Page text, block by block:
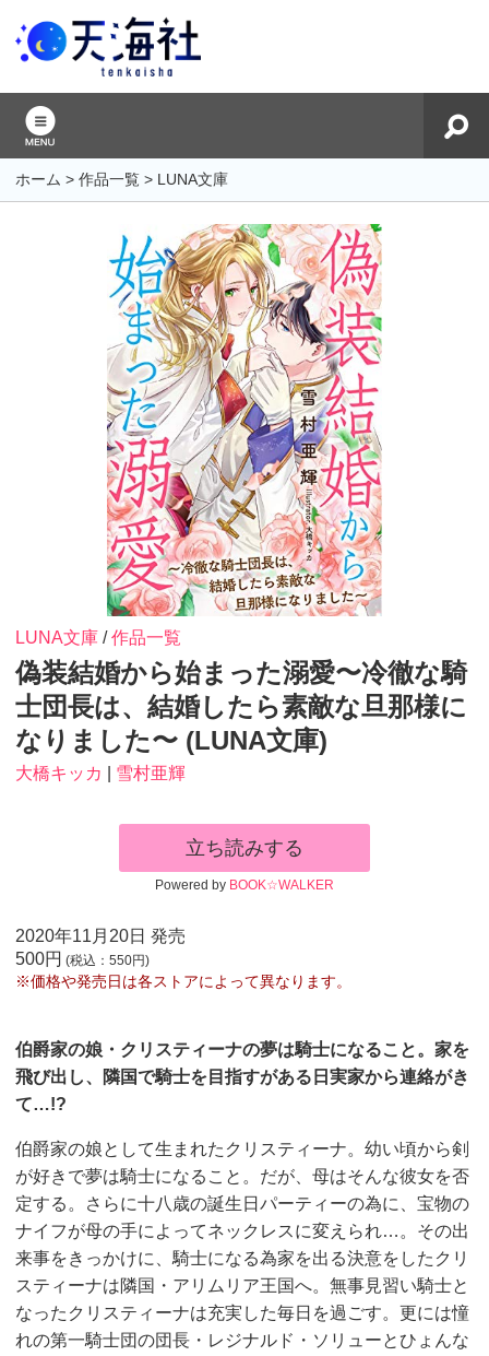
ホーム >作品一覧 > LUNA文庫
LUNA文庫 /作品一覧
偽装結婚から始まった溺愛〜冷徹な騎
士団長は、結婚したら素敵な旦那様に
なりました〜 (LUNA文庫)
大橋キッカ 雪村亜輝
立ち読みする
Powered by BOOK☆WALKER
2020年11月20日 発売
500円 (税込：550円)
※価格や発売日は各ストアによって異なります。
伯爵家の娘・クリスティーナの夢は騎士になること。家を
飛び出し、隣国で騎士を目指すがある日実家から連絡がき
て…!?
伯爵家の娘として生まれたクリスティーナ。幼い頃から剣
が好きで夢は騎士になること。だが、母はそんな彼女を否
定する。さらに十八歳の誕生日パーティーの為に、宝物の
ナイフが母の手によってネックレスに変えられ…。その出
来事をきっかけに、騎士になる為家を出る決意をしたクリ
スティーナは隣国・アリムリア王国へ。無事見習い騎士と
なったクリスティーナは充実した毎日を過ごす。更には憧
れの第一騎士団の団長・レジナルド・ソリューとひょんな